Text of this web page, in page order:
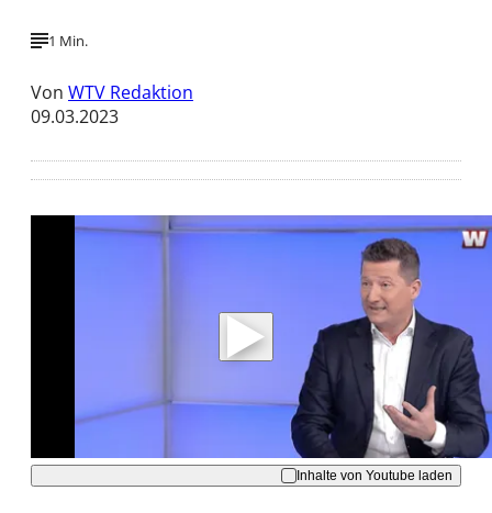
1 Min.
Von WTV Redaktion
09.03.2023
Mit der Wiedergabe dieses Videos werden
Daten an Youtube übertragen.
Hinweise dazu erhalten Sie in der Datenschutzerklärung
Inhalte von Youtube laden